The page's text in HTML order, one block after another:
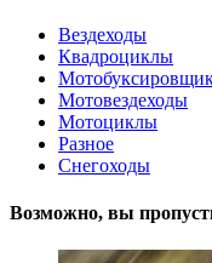
Вездеходы
Квадроциклы
Мотовездеходы
Мотоциклы
Разное
Снегоходы
Возможно, вы